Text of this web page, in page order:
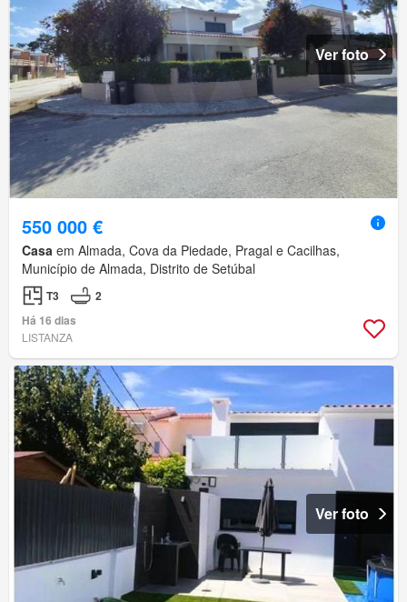
Ver foto
550 000 €
Casa em Almada, Cova da Piedade, Pragal e Cacilhas,
Município de Almada, Distrito de Setúbal
T3
2
Há 16 dias
LISTANZA
Ver foto